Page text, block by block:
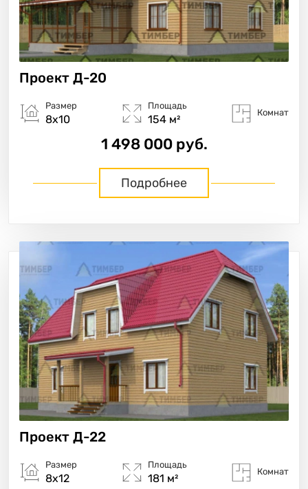
Проект Д-20
Размер
8х10
Площадь
154 м²
Комнат
1 498 000 руб.
Подробнее
Проект Д-22
Размер
8х12
Площадь
181 м²
Комнат